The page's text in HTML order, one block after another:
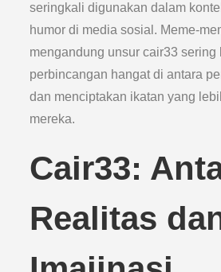
seringkali digunakan dalam
humor di media sosial. Meme-
mengandung unsur cair33
perbincangan hangat di antara
dan menciptakan ikatan yang
mereka.
Cair33:
Realitas